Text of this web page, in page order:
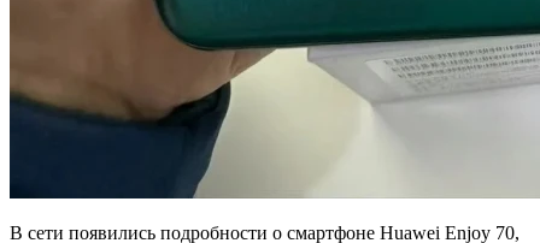
В сети появились подробности о смартфоне Huawei Enjoy 70,